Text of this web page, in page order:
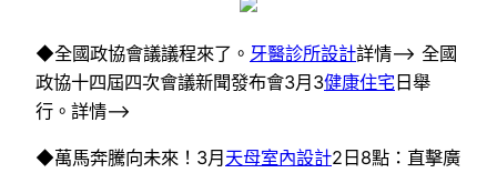
◆全國政協會議議程來了。 牙醫診所設計詳情–> 全國
政協十四屆四次會議新聞發布會3月3健康住宅日舉
行。詳情–>
◆萬馬奔騰向未來！3月天母室內設計2日8點：直擊廣